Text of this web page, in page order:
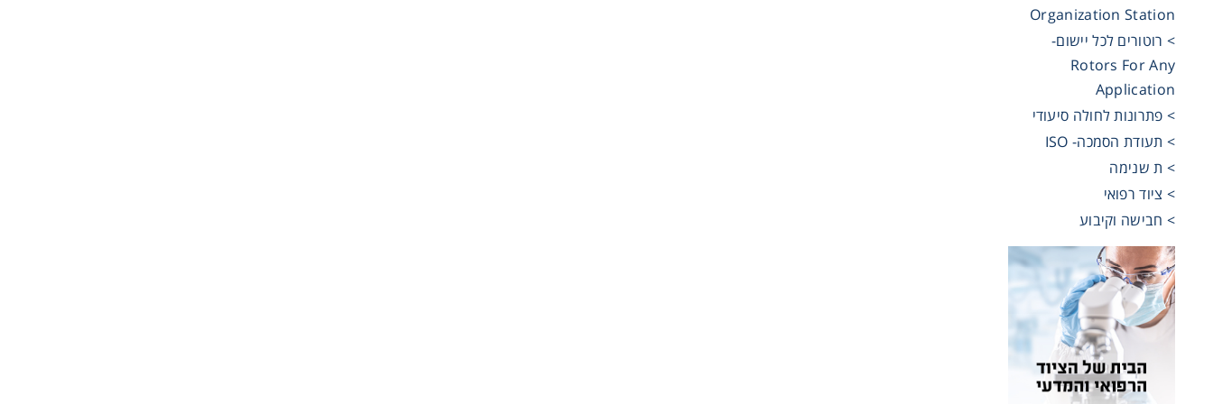
Organization Station
> רוטורים לכל יישום-
Rotors For Any
Application
> פתרונות לחולה סיעודי
> תעודת הסמכה- ISO
> ת שנימה
> ציוד רפואי
> חבישה וקיבוע